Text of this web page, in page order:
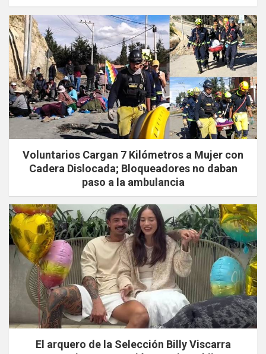
Voluntarios Cargan 7 Kilómetros a Mujer con
Cadera Dislocada; Bloqueadores no daban
paso a la ambulancia
El arquero de la Selección Billy Viscarra